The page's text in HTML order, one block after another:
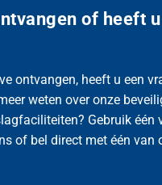
of heeft
ontvangen, heeft u een
weten over onze
Gebruik één
of bel direct met één van